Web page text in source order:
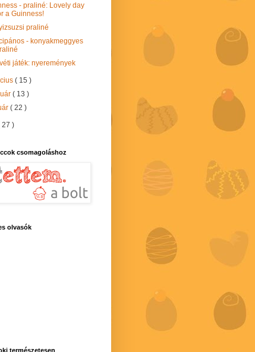
- praliné: Lovely day
a Guinness!
praliné
- konyakmeggyes
játék: nyeremények
( 15 )
( 13 )
( 22 )
27 )
csomagoláshoz
olvasók
természetesen